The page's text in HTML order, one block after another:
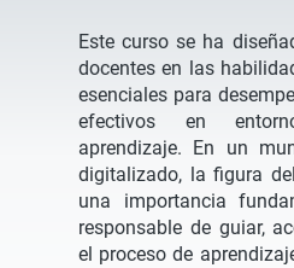
Este curso se ha
docentes en las
esenciales para
efectivos en
aprendizaje. En un
digitalizado, la figura
una importancia
responsable de guiar,
el proceso de